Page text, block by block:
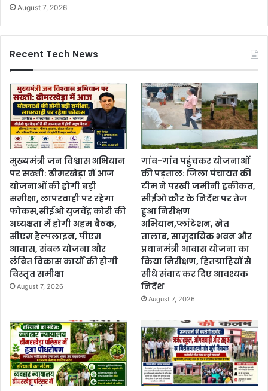
August 7, 2026
Recent Tech News
मुख्यमंत्री जन विश्वास अभियान
पर सख्ती: ढीमरखेड़ा में आज
योजनाओं की होगी बड़ी
समीक्षा, लापरवाही पर रहेगा
फोकस,सीईओ युजवेंद्र कोरी की
अध्यक्षता में होगी अहम बैठक,
सीएम हेल्पलाइन, पीएम
आवास, संबल योजना और
लंबित विकास कार्यों की होगी
विस्तृत समीक्षा
August 7, 2026
गांव-गांव पहुंचकर योजनाओं
की पड़ताल: जिला पंचायत की
टीम ने परखी जमीनी हकीकत,
सीईओ कौर के निर्देश पर तेज
हुआ निरीक्षण
अभियान,प्लांटेशन, खेत
तालाब, सामुदायिक भवन और
प्रधानमंत्री आवास योजना का
किया निरीक्षण, हितग्राहियों से
सीधे संवाद कर दिए आवश्यक
निर्देश
August 7, 2026